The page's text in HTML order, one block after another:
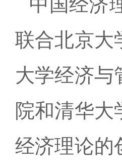
中国经济
联合北京大
大学经济与
院和清华大
经济理论的